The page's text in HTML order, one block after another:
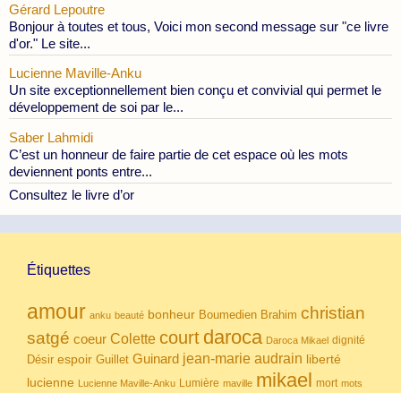
Gérard Lepoutre
Bonjour à toutes et tous, Voici mon second message sur "ce livre
d'or." Le site...
Lucienne Maville-Anku
Un site exceptionnellement bien conçu et convivial qui permet le
développement de soi par le...
Saber Lahmidi
C’est un honneur de faire partie de cet espace où les mots
deviennent ponts entre...
Consultez le livre d’or
Étiquettes
amour anku beauté bonheur Boumedien Brahim christian
satgé coeur Colette court daroca Daroca Mikael dignité
Désir espoir Guillet Guinard jean-marie audrain liberté
lucienne Lucienne Maville-Anku Lumière maville mikael mort mots